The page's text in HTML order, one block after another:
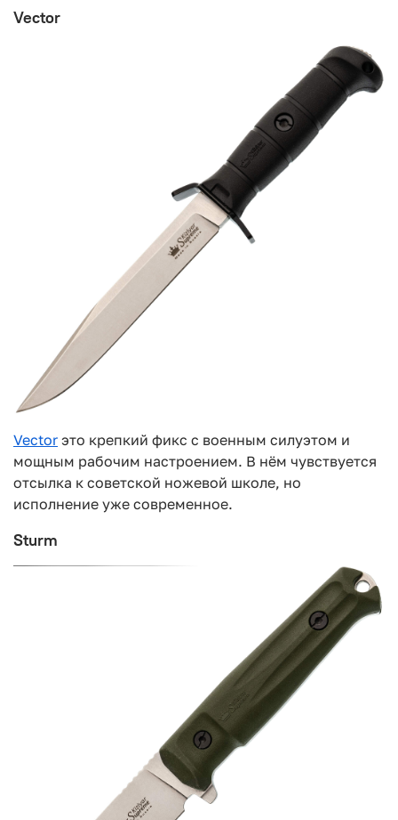
Vector
Vector это крепкий фикс с военным силуэтом и
мощным рабочим настроением. В нём чувствуется
отсылка к советской ножевой школе, но
исполнение уже современное.
Sturm